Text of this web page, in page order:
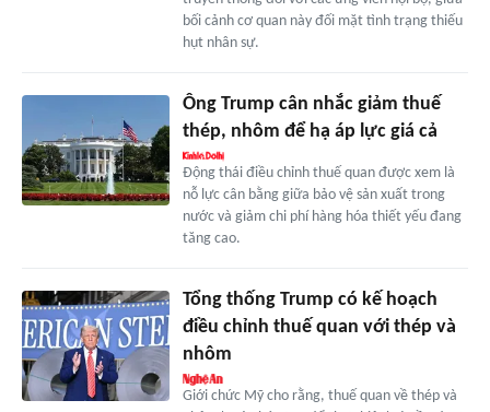
bối cảnh cơ quan này đối mặt tình trạng thiếu
hụt nhân sự.
Ông Trump cân nhắc giảm thuế
thép, nhôm để hạ áp lực giá cả
Động thái điều chỉnh thuế quan được xem là
nỗ lực cân bằng giữa bảo vệ sản xuất trong
nước và giảm chi phí hàng hóa thiết yếu đang
tăng cao.
Tổng thống Trump có kế hoạch
điều chỉnh thuế quan với thép và
nhôm
Giới chức Mỹ cho rằng, thuế quan về thép và